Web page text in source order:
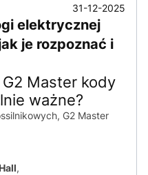
31-12-2025
elektrycznej
je rozpoznać i
Master kody
ważne?
G2 Master
,